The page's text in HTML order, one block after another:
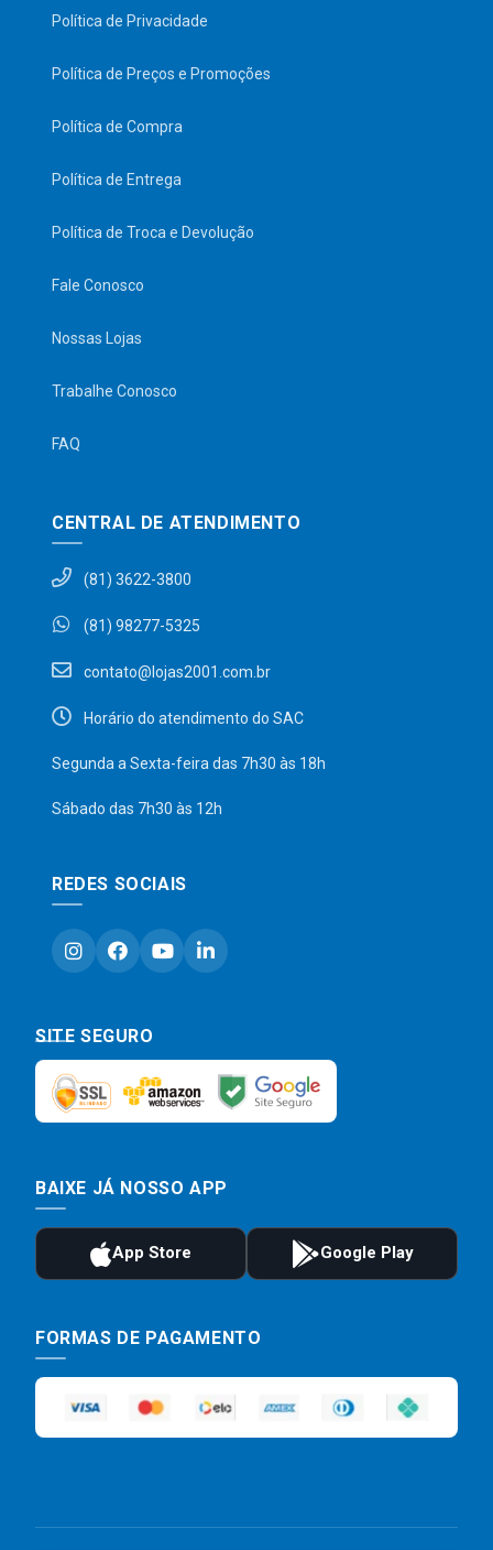
Política de Privacidade
Política de Preços e Promoções
Política de Compra
Política de Entrega
Política de Troca e Devolução
Fale Conosco
Nossas Lojas
Trabalhe Conosco
FAQ
CENTRAL DE ATENDIMENTO
(81) 3622-3800
(81) 98277-5325
contato@lojas2001.com.br
Horário do atendimento do SAC
Segunda a Sexta-feira das 7h30 às 18h
Sábado das 7h30 às 12h
REDES SOCIAIS
SITE SEGURO
BAIXE JÁ NOSSO APP
FORMAS DE PAGAMENTO